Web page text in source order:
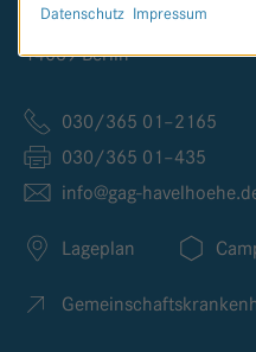
Kladower Damm 221
14089 Berlin
030/365 01–2165
030/365 01–435
info@gag-havelhoehe.
Lageplan
Datenschutz Impressum